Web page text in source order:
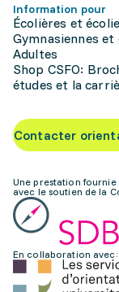
Information pour
Écolières et
Gymnasiennes et
Adultes
Shop CSFO:
études et la
Contacter
Une prestation fournie
avec le soutien de la
En collaboration avec: